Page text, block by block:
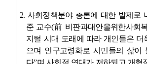
2. 사회정책분야 총론에 대한 발제로
준 교수(前 비판과대안을위한사회
지털 시대 도래에 따라 개인들은 더
으며 인구고령화로 시민들의 삶이
다”며 사회적 연대가 저하되고 개혁